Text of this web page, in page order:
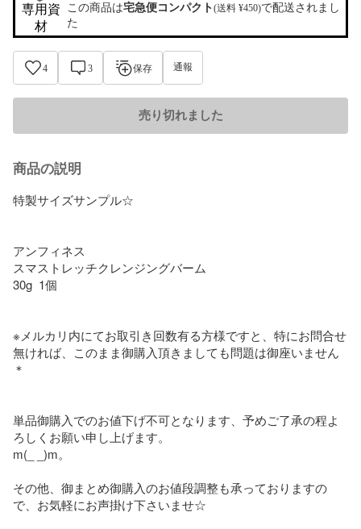
専用資
材
この商品は宅急便コンパクト(送料 ¥450)で配送されまし
た
4 3 保存 通報
売り切れました
商品の説明
特製サイズサンプル☆
アンフィネス
スマストレッチクレンジングバーム
30g  1個
※メルカリ内にてお取引き回数有る方様ですと、特にお問合せ
無ければ、このまま御購入頂きましても問題は御座いません
＊
単品御購入でのお値下げ不可となります、予めご了承の程よ
ろしくお願い申し上げます。
m(_ _)m。
その他、御まとめ御購入のお値段調整も承っておりますの
で、お気軽にお声掛け下さいませ☆